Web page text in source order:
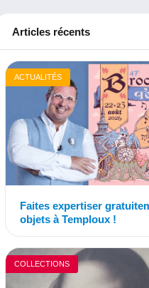
Articles récents
ACTUALITÉS
Faites expertiser
objets à Temploux !
COLLECTIONS